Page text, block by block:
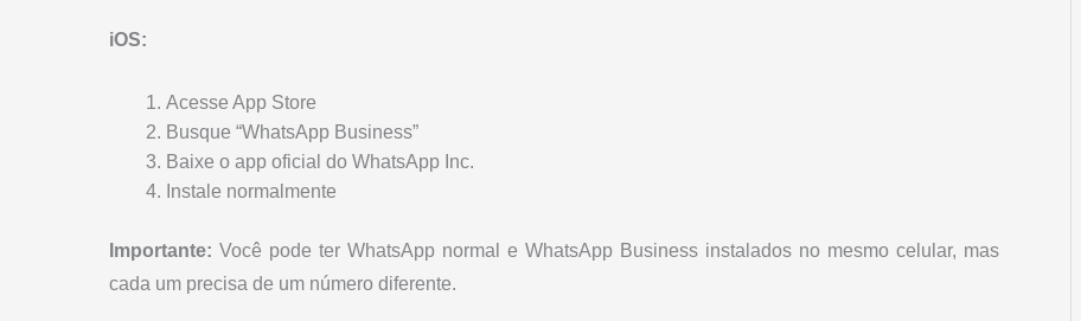
iOS:
Acesse App Store
Busque “WhatsApp Business”
Baixe o app oficial do WhatsApp Inc.
Instale normalmente
Importante: Você pode ter WhatsApp normal e WhatsApp Business instalados no mesmo celular, mas
cada um precisa de um número diferente.